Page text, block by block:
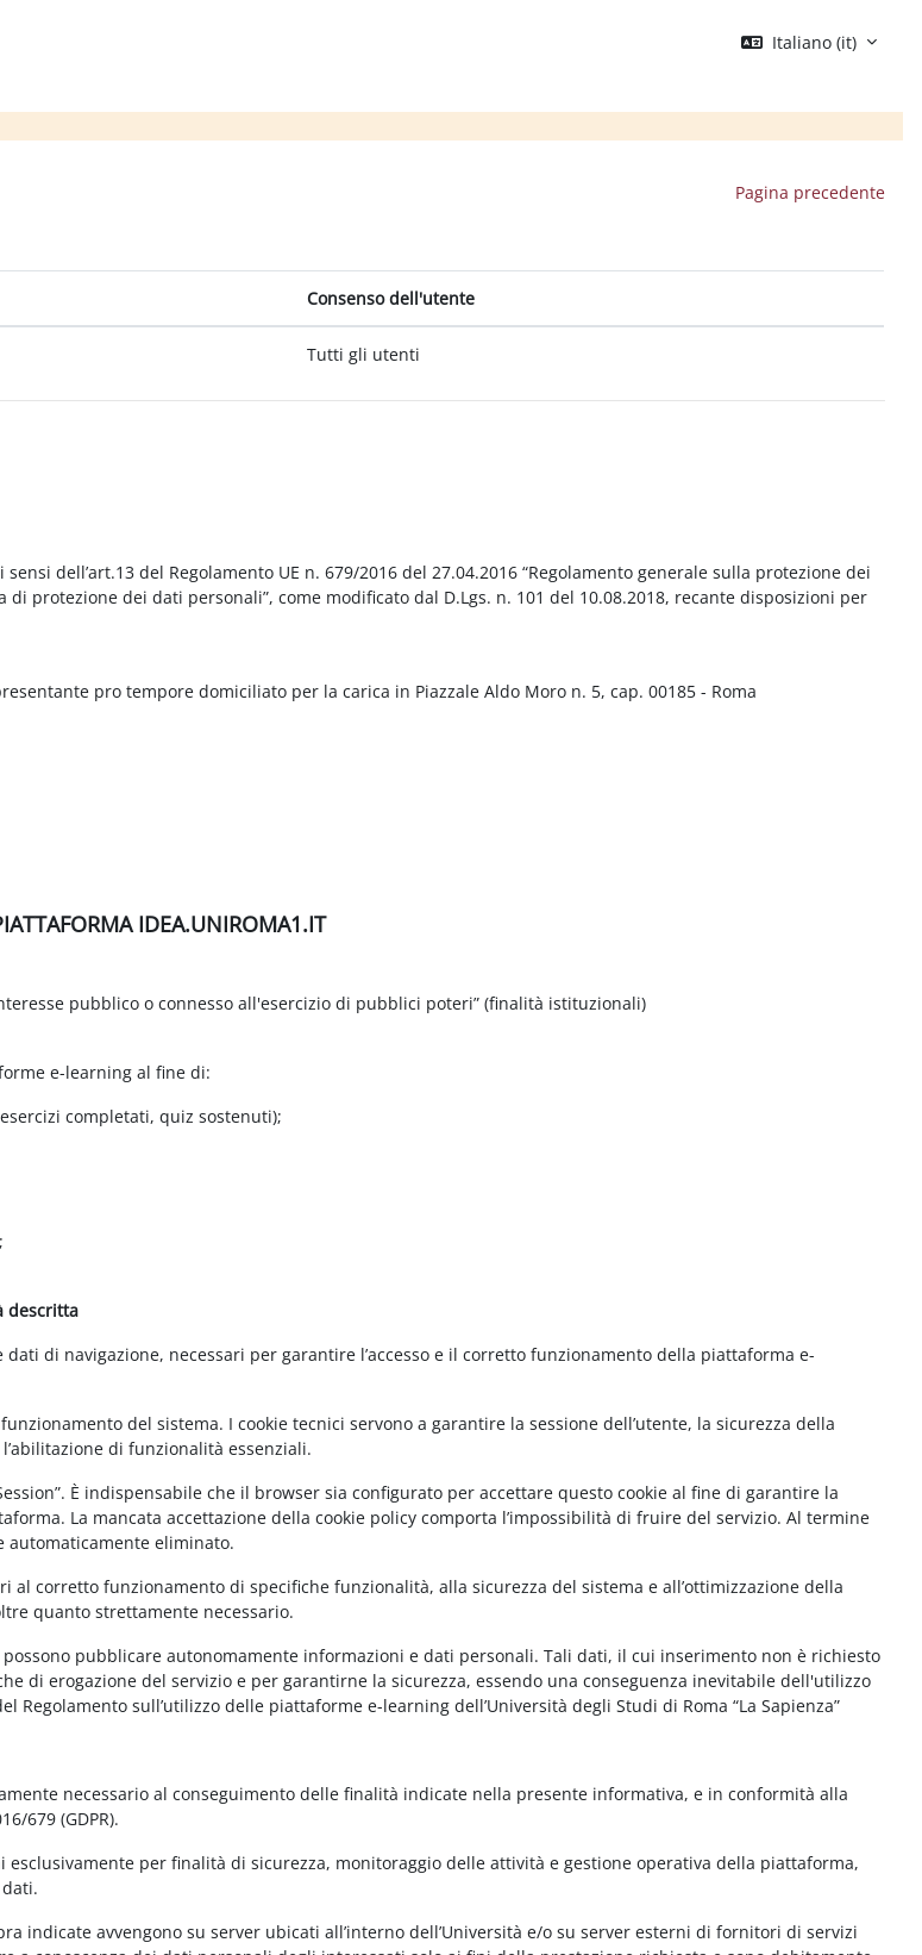
Italiano ‎(it)‎
Pagina precedente
Consenso dell'utente
Tutti gli utenti
dell’art.13 del Regolamento UE n. 679/2016 del 27.04.2016 “Regolamento generale sulla protezione dei
di protezione dei dati personali”, come modificato dal D.Lgs. n. 101 del 10.08.2018, recante disposizioni per
pro tempore domiciliato per la carica in Piazzale Aldo Moro n. 5, cap. 00185 - Roma
IDEA.UNIROMA1.IT
pubblico o connesso all'esercizio di pubblici poteri” (finalità istituzionali)
e-learning al fine di:
completati, quiz sostenuti);
descritta
di navigazione, necessari per garantire l’accesso e il corretto funzionamento della piattaforma e-
del sistema. I cookie tecnici servono a garantire la sessione dell’utente, la sicurezza della
di funzionalità essenziali.
È indispensabile che il browser sia configurato per accettare questo cookie al fine di garantire la
La mancata accettazione della cookie policy comporta l’impossibilità di fruire del servizio. Al termine
automaticamente eliminato.
corretto funzionamento di specifiche funzionalità, alla sicurezza del sistema e all’ottimizzazione della
quanto strettamente necessario.
pubblicare autonomamente informazioni e dati personali. Tali dati, il cui inserimento non è richiesto
di erogazione del servizio e per garantirne la sicurezza, essendo una conseguenza inevitabile dell'utilizzo
sull’utilizzo delle piattaforme e-learning dell’Università degli Studi di Roma “La Sapienza”
necessario al conseguimento delle finalità indicate nella presente informativa, e in conformità alla
679 (GDPR).
per finalità di sicurezza, monitoraggio delle attività e gestione operativa della piattaforma,
indicate avvengono su server ubicati all’interno dell’Università e/o su server esterni di fornitori di servizi